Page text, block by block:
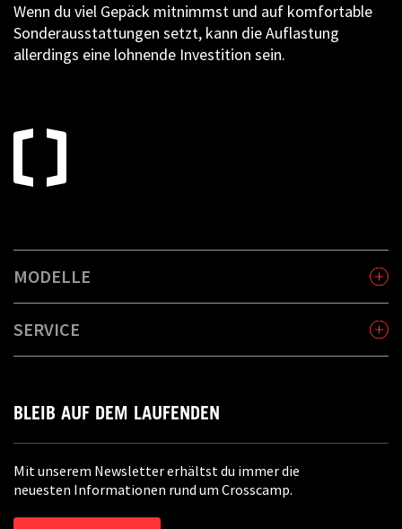
Wenn du viel Gepäck mitnimmst und auf komfortable
Sonderausstattungen setzt, kann die Auflastung
allerdings eine lohnende Investition sein.
MODELLE
SERVICE
BLEIB AUF DEM LAUFENDEN
Mit unserem Newsletter erhältst du immer die
neuesten Informationen rund um Crosscamp.